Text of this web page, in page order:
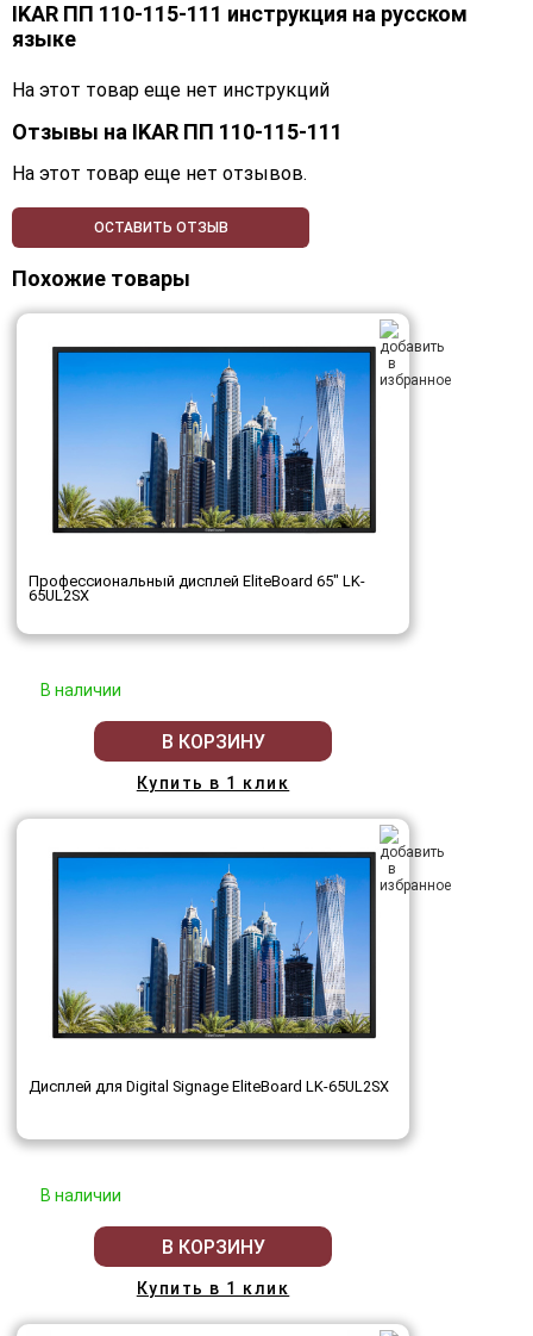
IKAR ПП 110-115-111 инструкция на русском
языке
На этот товар еще нет инструкций
Отзывы на IKAR ПП 110-115-111
На этот товар еще нет отзывов.
ОСТАВИТЬ ОТЗЫВ
Похожие товары
Профессиональный дисплей EliteBoard 65" LK-
65UL2SX
В наличии
В КОРЗИНУ
Купить в 1 клик
Дисплей для Digital Signage EliteBoard LK-65UL2SX
В наличии
В КОРЗИНУ
Купить в 1 клик